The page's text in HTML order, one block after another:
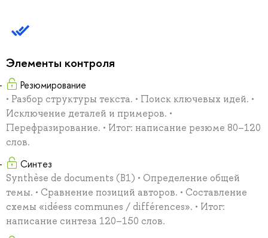
Элементы контроля
Резюмирование
• Разбор структуры текста. • Поиск ключевых идей. •
Исключение деталей и примеров. •
Перефразирование. • Итог: написание резюме 80–120
слов.
Синтез
Synthèse de documents (B1) • Определение общей
темы. • Сравнение позиций авторов. • Составление
схемы «idéess communes / différences». • Итог:
написание синтеза 120–150 слов.